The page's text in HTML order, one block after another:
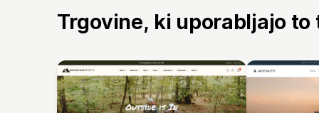
Trgovine, ki uporabljajo to